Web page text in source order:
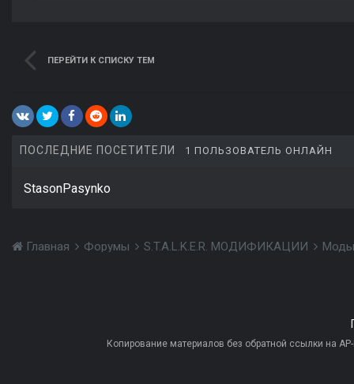
ПЕРЕЙТИ К СПИСКУ ТЕМ
ПОСЛЕДНИЕ ПОСЕТИТЕЛИ 1 ПОЛЬЗОВАТЕЛЬ ОНЛАЙН
StasonPasynko
Главная Форумы S.T.A.L.K.E.R. МОДИФИКАЦИИ
Копирование материалов без обратной ссылки на